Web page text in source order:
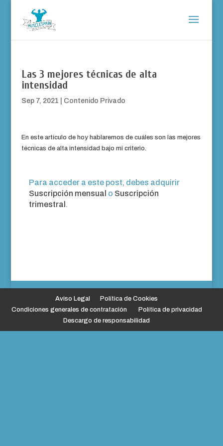
Las 3 mejores técnicas de alta
intensidad
Sep 7, 2021 Contenido Privado
En este artículo de hoy hablaremos de cuáles son las mejores
técnicas de alta intensidad bajo mi criterio.
Para acceder a este post, debes adquirir
Suscripción mensual o Suscripción
trimestral .
Aviso Legal
Política de Cookies
Condiciones generales de contratación
Política de privacidad
Descargo de responsabilidad